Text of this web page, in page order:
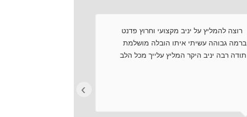
רוצה להמליץ על יניב מקצועי וחרוץ פדנט
ברמה גבוהה עשיתי איתו הובלה מושלמת
תודה רבה יניב היקר המליץ עלייך מכל הלב
›